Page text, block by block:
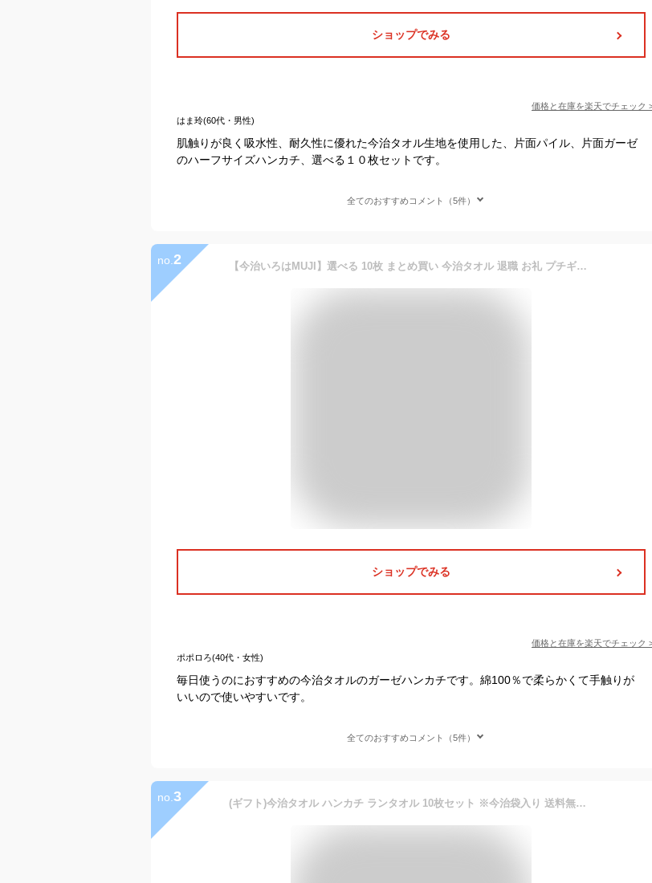
ショップでみる
価格と在庫を楽天でチェック
はま玲(60代・男性)
肌触りが良く吸水性、耐久性に優れた今治タオル生地を使用した、片面パイル、片面ガーゼ
のハーフサイズハンカチ、選べる１０枚セットです。
全てのおすすめコメント（5件）
no. 2 【今治いろはMUJI】選べる 10枚 まとめ買い 今治タオル 退職 お礼 プチギフト 個包装 男性 メンズ 今治いろは 女性 ハンドタオル タオルハンカチ ブランド お返し 送料無料 まとめ買い イベント ガーゼ コンパクト 買いまわり 新生活 準備 母の日 父の日 メーカー直送
ショップでみる
価格と在庫を楽天でチェック
ポポロろ(40代・女性)
毎日使うのにおすすめの今治タオルのガーゼハンカチです。綿100％で柔らかくて手触りが
いいので使いやすいです。
全てのおすすめコメント（5件）
no. 3 (ギフト)今治タオル ハンカチ ランタオル 10枚セット ※今治袋入り 送料無料 プチギフト ハンカチタオル RUNTOWEL まとめ買い 今治 タオル ハンカチ ハンドタオル メンズ シンプル 男性 女性 レディース 今治産 綿100％ 転職 夏 スポーツ お中元 暑中見舞い 実用的 退職祝い